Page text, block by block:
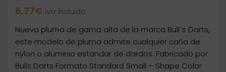
6,77€ Iva incluido
Nueva pluma de gama alta de la marca Bull´s Darts,
este modelo de pluma admite cualquier caña de
nylon o aluminio estandar de dardos. Fabricado por
Bulls Darts Formato Standard Small – Shape Color